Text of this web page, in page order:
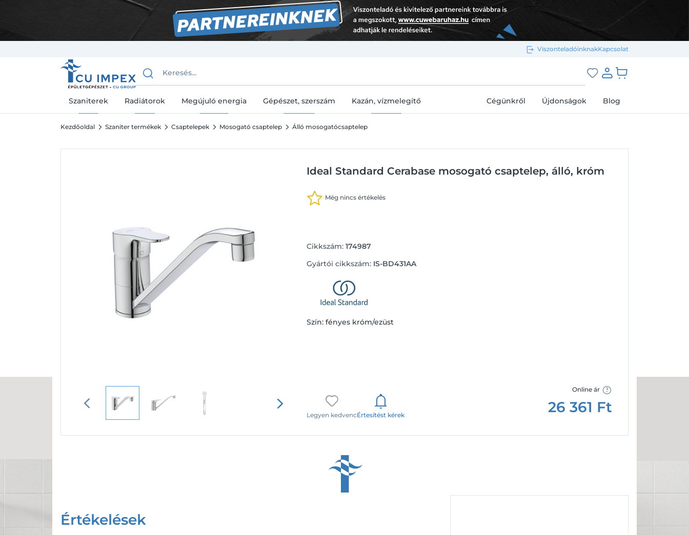
ViszonteladóinknakKapcsolat
Bejelentkezés e-mail-címmel
Szaniterek Radiátorok Megújuló energia Gépészet, szerszám Kazán, vízmelegítő Cégünkről Újdonságok Blog
Kezdőoldal Szaniter termékek Csaptelepek Mosogató csaptelep Álló mosogatócsaptelep
Ideal Standard Cerabase mosogató csaptelep, álló, króm
Még nincs értékelés
Cikkszám: 174987
Gyártói cikkszám: IS-BD431AA
Szín: fényes króm/ezüst
Legyen kedvencÉrtesítést kérek
Online ár
26 361 Ft
Értékelések